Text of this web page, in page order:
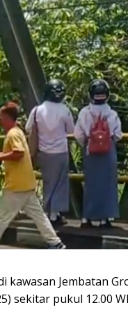
kawasan Jembatan
sekitar pukul 12.00